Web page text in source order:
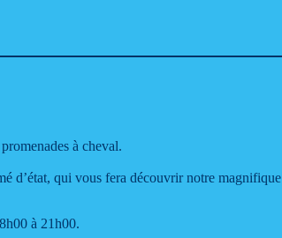
à cheval.
d’état, qui vous fera découvrir notre
à 21h00.